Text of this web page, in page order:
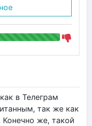
в Телеграм
так же как
же, такой